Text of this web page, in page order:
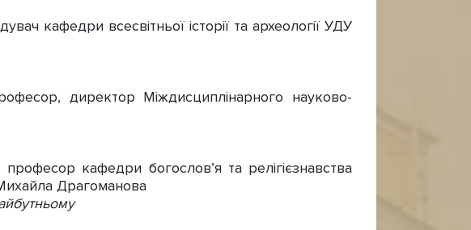
кафедри всесвітньої історії та археології УДУ
директор Міждисциплінарного науково-
кафедри богослов’я та релігієзнавства
Михайла Драгоманова